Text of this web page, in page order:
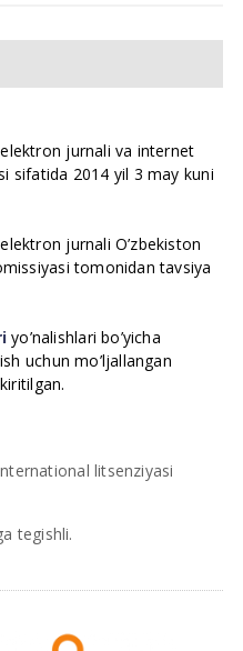
elektron jurnali va internet
sifatida 2014 yil 3 may kuni
elektron jurnali O’zbekiston
tomonidan tavsiya
yo’nalishlari bo’yicha
uchun mo’ljallangan
litsenziyasi
tegishli.